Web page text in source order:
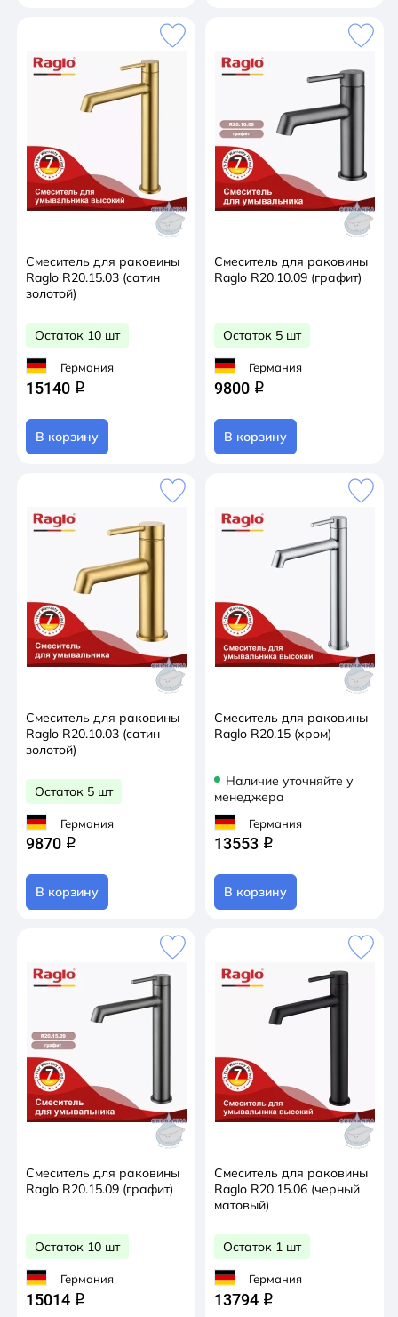
Смеситель для раковины
Raglo R20.15.03 (сатин
золотой)
Остаток 10 шт
Германия
15140 q
В корзину
Смеситель для раковины
Raglo R20.10.09 (графит)
Остаток 5 шт
Германия
9800 q
В корзину
Смеситель для раковины
Raglo R20.10.03 (сатин
золотой)
Остаток 5 шт
Германия
9870 q
В корзину
Смеситель для раковины
Raglo R20.15 (хром)
Наличие уточняйте у
менеджера
Германия
13553 q
В корзину
Смеситель для раковины
Raglo R20.15.09 (графит)
Остаток 10 шт
Германия
15014 q
Смеситель для раковины
Raglo R20.15.06 (черный
матовый)
Остаток 1 шт
Германия
13794 q